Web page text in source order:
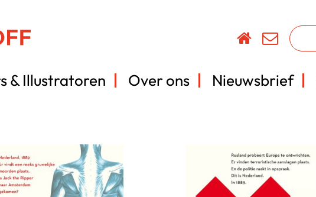
& Illustratoren Over ons Nieuwsbrief